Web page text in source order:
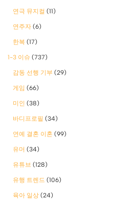
연극 뮤지컬 (11)
연주자 (6)
한복 (17)
1-3 이슈 (737)
감동 선행 기부 (29)
게임 (66)
미인 (38)
바디프로필 (34)
연예 결혼 이혼 (99)
유머 (34)
유튜브 (128)
유행 트렌드 (106)
육아 일상 (24)